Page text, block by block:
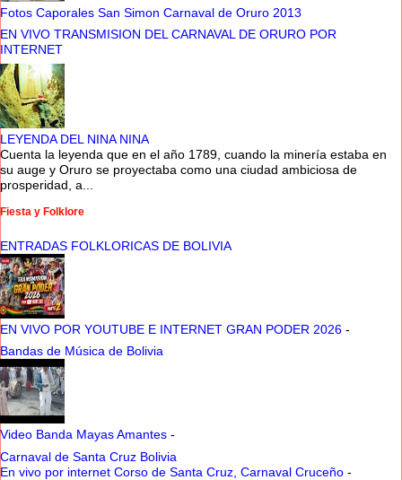
Fotos Caporales San Simon Carnaval de Oruro 2013
EN VIVO TRANSMISION DEL CARNAVAL DE ORURO POR
INTERNET
LEYENDA DEL NINA NINA
Cuenta la leyenda que en el año 1789, cuando la minería estaba en
su auge y Oruro se proyectaba como una ciudad ambiciosa de
prosperidad, a...
Fiesta y Folklore
ENTRADAS FOLKLORICAS DE BOLIVIA
EN VIVO POR YOUTUBE E INTERNET GRAN PODER 2026 -
Bandas de Música de Bolivia
Video Banda Mayas Amantes -
Carnaval de Santa Cruz Bolivia
En vivo por internet Corso de Santa Cruz, Carnaval Cruceño -